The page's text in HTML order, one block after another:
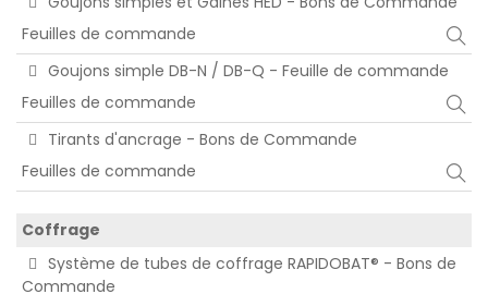
Feuilles de commande
Goujons simple DB-N / DB-Q - Feuille de commande
Feuilles de commande
Tirants d'ancrage - Bons de Commande
Feuilles de commande
Coffrage
Système de tubes de coffrage RAPIDOBAT® - Bons de
Commande